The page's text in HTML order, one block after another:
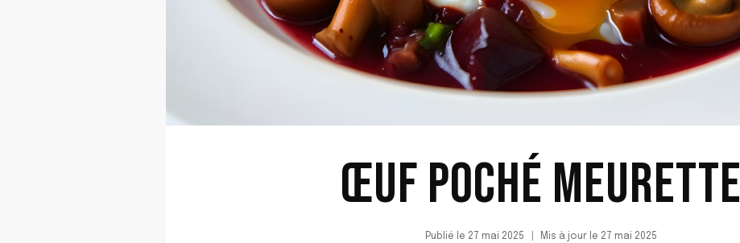
ŒUF POCHÉ MEURETTE
Publié le 27 mai 2025 Mis à jour le 27 mai 2025